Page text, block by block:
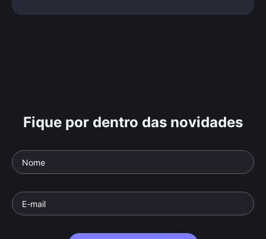
Fique por dentro das novidades